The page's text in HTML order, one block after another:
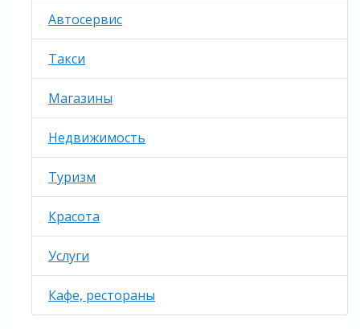
Автосервис
Такси
Магазины
Недвижимость
Туризм
Красота
Услуги
Кафе, рестораны